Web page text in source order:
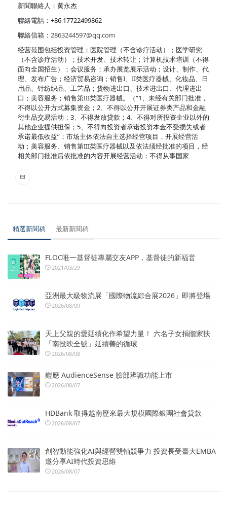
新聞聯絡人：黄永杰
聯絡電話：+86 17722499862
聯絡信箱： 2863244597@qq.com
经营范围包括投资管理；医院管理（不含诊疗活动）；医学研究
（不含诊疗活动）；技术开发、技术转让；计算机技术培训（不得
面向全国招生）；会议服务；承办展览展示活动；设计、制作、代
理、发布广告；经济贸易咨询；销售I、II类医疗器械、化妆品、日
用品、针纺织品、工艺品；货物进出口、技术进出口、代理进出
口；美容服务；销售第III类医疗器械。（“1、未经有关部门批准，
不得以公开方式募集资金；2、不得以公开开展证券类产品和金融
衍生品交易活动；3、不得发放贷款；4、不得对所投资企业以外的
其他企业提供担保；5、不得向投资者承诺投资本金不受损失或者
承诺最低收益”；市场主体依法自主选择经营项目，开展经营活
动；美容服务、销售第III类医疗器械以及依法须经批准的项目，经
相关部门批准后依批准的内容开展经营活动；不得从事国家
精選新聞稿 最新新聞稿
FLOC唯一基督徒專屬交友APP，基督徒的新福音
2021/03/29
亞洲最大級物流展「國際物流綜合展2026」即將登場
2026/08/09
天上父親的愛延續化作希望力量！ 六名子女捐贈家扶
「南投映全號」延續善的循環
2026/08/08
鎧應 AudienceSense 臉部辨識功能上市
2026/08/07
HDBank 取得越南歷來最大規模國際銀團社會貸款
2026/08/07
創智動能強化AI與經營雙軸競爭力 投資長受臺大EMBA
邀分享AI時代投資思維
2026/08/07